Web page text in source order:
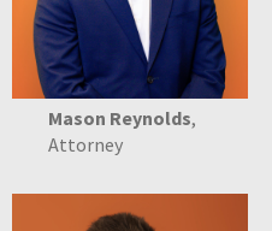
Mason Reynolds,
Attorney